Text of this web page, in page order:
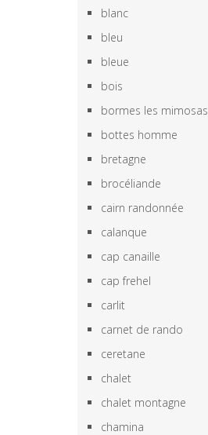
blanc
bleu
bleue
bois
bormes les mimosas
bottes homme
bretagne
brocéliande
cairn randonnée
calanque
cap canaille
cap frehel
carlit
carnet de rando
ceretane
chalet
chalet montagne
chamina